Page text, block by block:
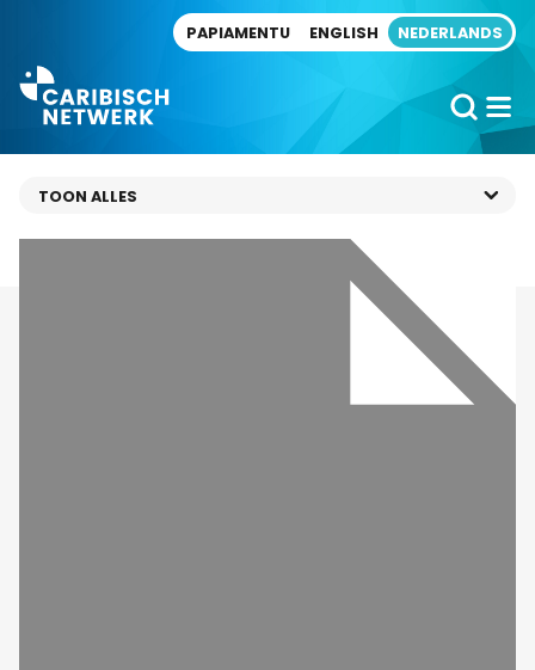
PAPIAMENTU ENGLISH NEDERLANDS